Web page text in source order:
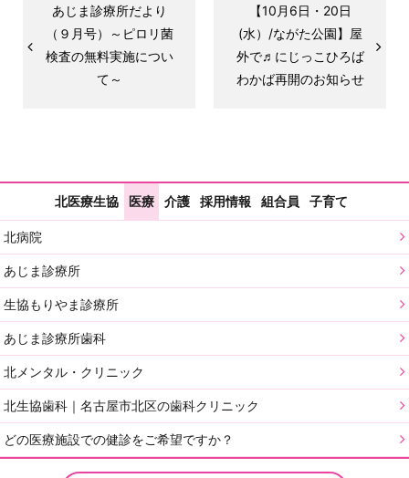
あじま診療所だより
（９月号）～ピロリ菌
検査の無料実施につい
て～
【10月6日・20日
(水）/ながた公園】屋
外で♬にじっこひろば
わかば再開のお知らせ
北医療生協 医療 介護 採用情報 組合員 子育て
北病院
あじま診療所
生協もりやま診療所
あじま診療所歯科
北メンタル・クリニック
北生協歯科｜名古屋市北区の歯科クリニック
どの医療施設での健診をご希望ですか？